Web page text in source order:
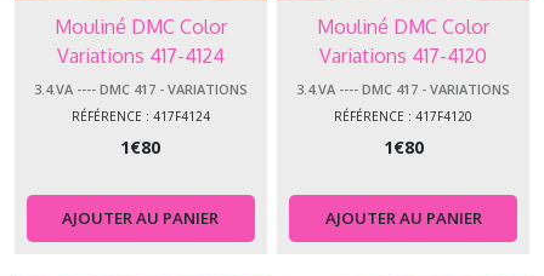
Mouliné DMC Color
Variations 417-4124
3.4.VA ---- DMC 417 - VARIATIONS
RÉFÉRENCE : 417F4124
1€80
AJOUTER AU PANIER
Mouliné DMC Color
Variations 417-4120
3.4.VA ---- DMC 417 - VARIATIONS
RÉFÉRENCE : 417F4120
1€80
AJOUTER AU PANIER